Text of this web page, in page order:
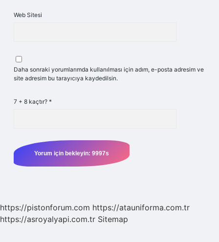
Web Sitesi
Daha sonraki yorumlarımda kullanılması için adım, e-posta adresim ve
site adresim bu tarayıcıya kaydedilsin.
7 + 8 kaçtır? *
https://pistonforum.com https://atauniforma.com.tr
https://asroyalyapi.com.tr Sitemap